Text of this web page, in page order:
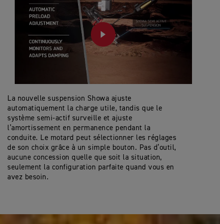
La nouvelle suspension Showa ajuste
automatiquement la charge utile, tandis que le
système semi-actif surveille et ajuste
l’amortissement en permanence pendant la
conduite. Le motard peut sélectionner les réglages
de son choix grâce à un simple bouton. Pas d’outil,
aucune concession quelle que soit la situation,
seulement la configuration parfaite quand vous en
avez besoin.
PLAY